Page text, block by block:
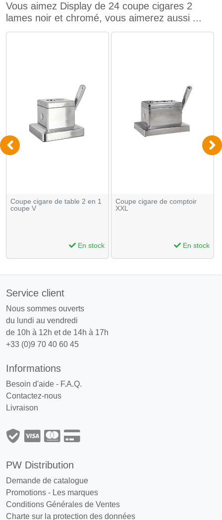
Vous aimez Display de 24 coupe cigares 2
lames noir et chromé, vous aimerez aussi ...
Coupe cigare de table 2 en 1
coupe V
En stock
Coupe cigare de comptoir
XXL
En stock
Service client
Nous sommes ouverts
du lundi au vendredi
de 10h à 12h et de 14h à 17h
+33 (0)9 70 40 60 45
Informations
Besoin d'aide - F.A.Q.
Contactez-nous
Livraison
PW Distribution
Demande de catalogue
Promotions - Les marques
Conditions Générales de Ventes
Charte sur la protection des données